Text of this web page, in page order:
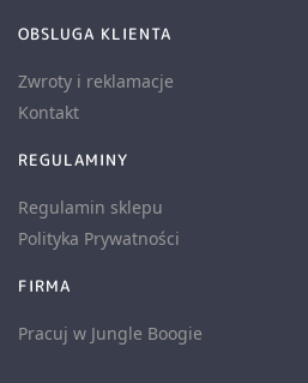
OBSLUGA KLIENTA
Zwroty i reklamacje
Kontakt
REGULAMINY
Regulamin sklepu
Polityka Prywatności
FIRMA
Pracuj w Jungle Boogie